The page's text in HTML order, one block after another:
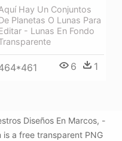
Hay Un Conjuntos
Planetas O Lunas Para
- Lunas En Fondo
6 1
Diseños En Marcos, -
is a free transparent PNG